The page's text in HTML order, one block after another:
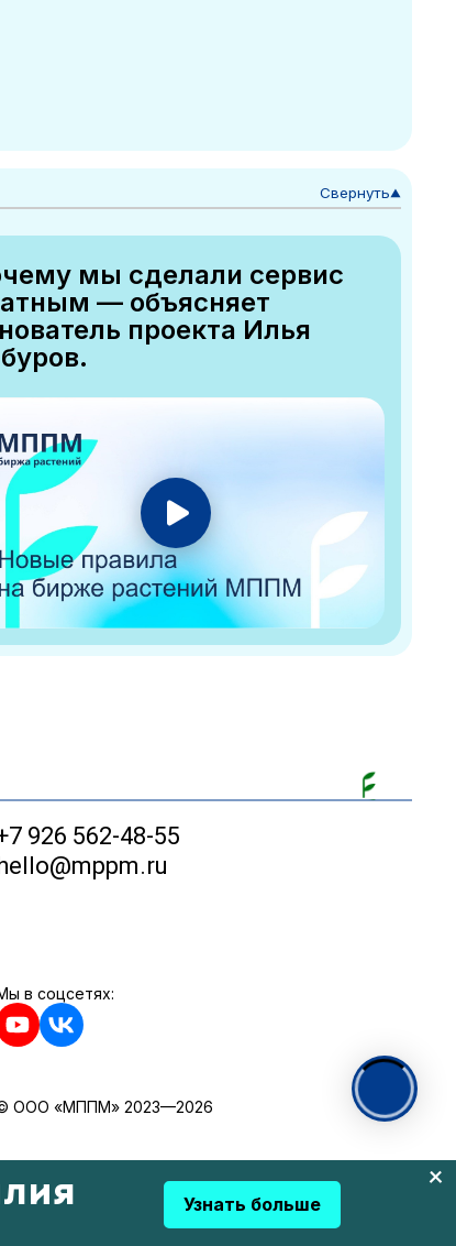
Свернуть▼
мы сделали сервис
— объясняет
проекта Илья
Узнать больше
926 562-48-55
hello@mppm.ru
в соцсетях:
ООО «МППМ» 2023—2026